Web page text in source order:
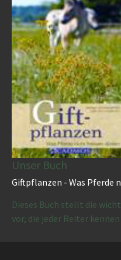
Unser Buch
Giftpflanzen - Was Pferde
Dieses Buch stellt die
vor, die jeder Reiter